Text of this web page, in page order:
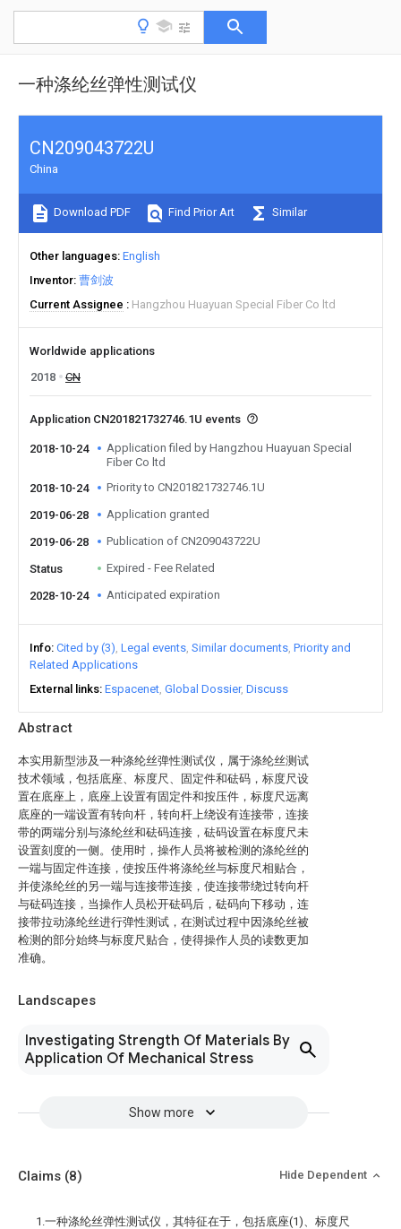
一种涤纶丝弹性测试仪
Abstract
本实用新型涉及一种涤纶丝弹性测试仪，属于涤纶丝测试
技术领域，包括底座、标度尺、固定件和砝码，标度尺设
置在底座上，底座上设置有固定件和按压件，标度尺远离
底座的一端设置有转向杆，转向杆上绕设有连接带，连接
带的两端分别与涤纶丝和砝码连接，砝码设置在标度尺未
设置刻度的一侧。使用时，操作人员将被检测的涤纶丝的
一端与固定件连接，使按压件将涤纶丝与标度尺相贴合，
并使涤纶丝的另一端与连接带连接，使连接带绕过转向杆
与砝码连接，当操作人员松开砝码后，砝码向下移动，连
接带拉动涤纶丝进行弹性测试，在测试过程中因涤纶丝被
检测的部分始终与标度尺贴合，使得操作人员的读数更加
准确。
Landscapes
Investigating Strength Of Materials By
Application Of Mechanical Stress
Show more
CN209043722U
China
Download PDF Find Prior Art Similar
Other languages English
Inventor 曹剑波
Current Assignee
Hangzhou Huayuan Special Fiber Co ltd
Worldwide applications
2018
CN
Application CN201821732746.1U events
2018-10-24
Application filed by Hangzhou Huayuan Special
Fiber Co ltd
2018-10-24
Priority to CN201821732746.1U
2019-06-28 Application granted
2019-06-28 Publication of CN209043722U
Status Expired - Fee Related
2028-10-24 Anticipated expiration
Info Cited by (3) Legal events Similar documents Priority and
Related Applications
External links Espacenet Global Dossier Discuss
Claims (8) Hide Dependent
1.一种涤纶丝弹性测试仪，其特征在于，包括底座(1)、标度尺